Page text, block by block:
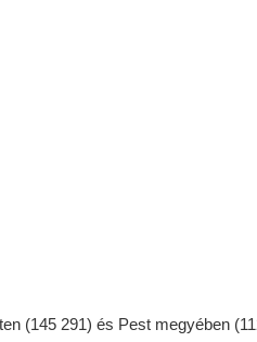
(145 291) és Pest megyében